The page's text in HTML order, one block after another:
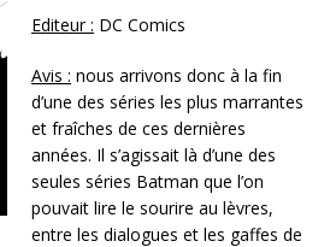
Editeur : DC Comics
Avis : nous arrivons donc à la fin
d’une des séries les plus marrantes
et fraîches de ces dernières
années. Il s’agissait là d’une des
seules séries Batman que l’on
pouvait lire le sourire au lèvres,
entre les dialogues et les gaffes de